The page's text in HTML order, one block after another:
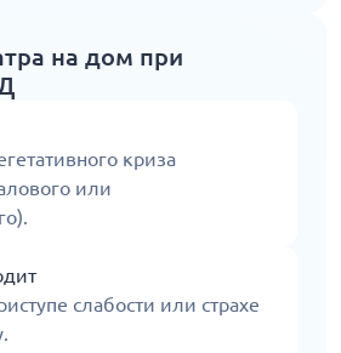
на дом при
криза
или
слабости или страхе